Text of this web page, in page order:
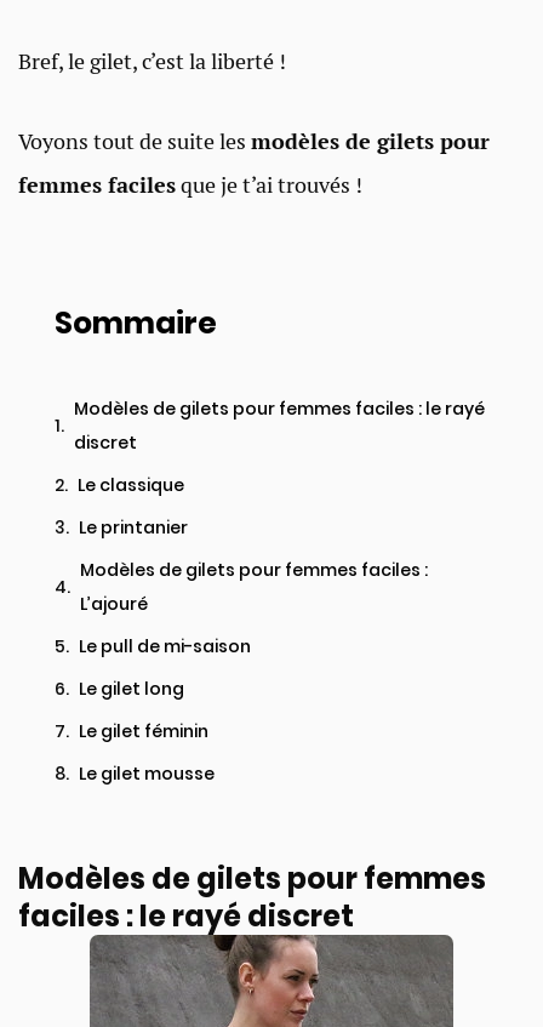
Bref, le gilet, c’est la liberté !
Voyons tout de suite les modèles de gilets pour
femmes facilesque je t’ai trouvés !
Sommaire
Modèles de gilets pour femmes faciles : le rayé
discret
Le classique
Le printanier
Modèles de gilets pour femmes faciles :
L’ajouré
Le pull de mi-saison
Le gilet long
Le gilet féminin
Le gilet mousse
Modèles de gilets pour femmes
faciles : le rayé discret